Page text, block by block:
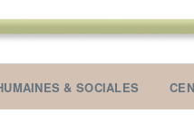
& SOCIALES